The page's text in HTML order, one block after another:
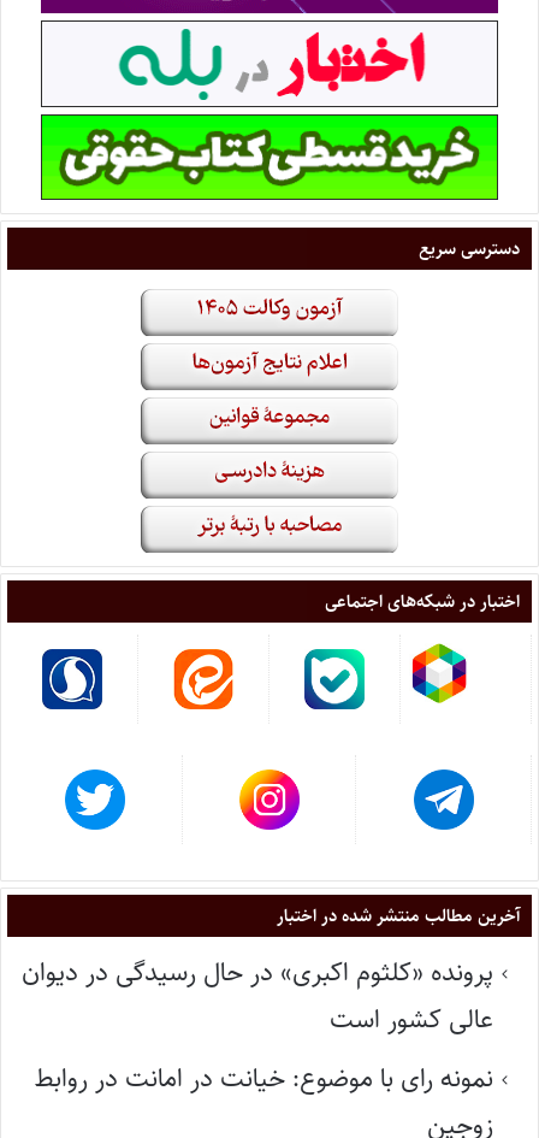
دسترسی سریع
اختبار در شبکه‌های اجتماعی
آخرین مطالب منتشر شده در اختبار
پرونده «کلثوم اکبری» در حال رسیدگی در دیوان
عالی کشور است
نمونه رای با موضوع: خیانت در امانت در روابط
زوجین